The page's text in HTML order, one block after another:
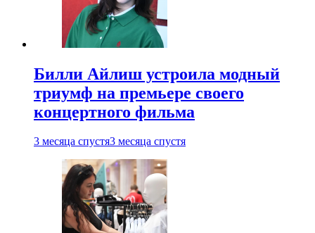
Билли Айлиш устроила модный
триумф на премьере своего
концертного фильма
3 месяца спустя3 месяца спустя